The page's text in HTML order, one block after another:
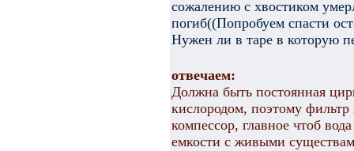
сожалению с хвостиком
погиб((Попробуем спасти
Нужен ли в таре в которую
отвечаем:
Должна быть постоянная
кислородом, поэтому
компессор, главное чтоб
емкости с живыми